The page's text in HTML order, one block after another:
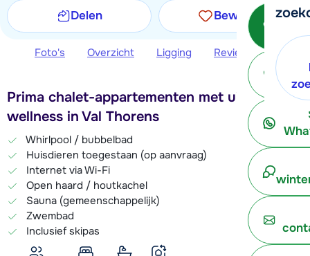
Delen Bewaren
Foto's Overzicht Ligging Reviews
Prima chalet-appartementen met uitgebreide
wellness in Val Thorens
Whirlpool / bubbelbad
Huisdieren toegestaan (op aanvraag)
Internet via Wi-Fi
Open haard / houtkachel
Sauna (gemeenschappelijk)
Zwembad
Inclusief skipas